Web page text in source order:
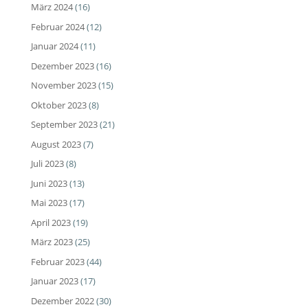
März 2024(16)
Februar 2024(12)
Januar 2024(11)
Dezember 2023(16)
November 2023(15)
Oktober 2023(8)
September 2023(21)
August 2023(7)
Juli 2023(8)
Juni 2023(13)
Mai 2023(17)
April 2023(19)
März 2023(25)
Februar 2023(44)
Januar 2023(17)
Dezember 2022(30)